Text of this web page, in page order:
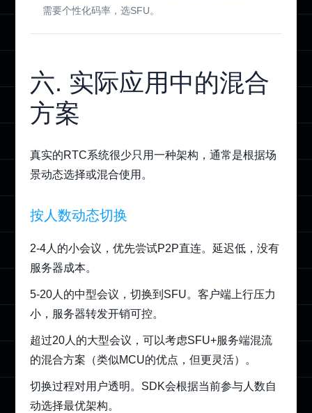
需要个性化码率，选SFU。
六. 实际应用中的混合
方案
真实的RTC系统很少只用一种架构，通常是根据场
景动态选择或混合使用。
按人数动态切换
2-4人的小会议，优先尝试P2P直连。延迟低，没有
服务器成本。
5-20人的中型会议，切换到SFU。客户端上行压力
小，服务器转发开销可控。
超过20人的大型会议，可以考虑SFU+服务端混流
的混合方案（类似MCU的优点，但更灵活）。
切换过程对用户透明。SDK会根据当前参与人数自
动选择最优架构。